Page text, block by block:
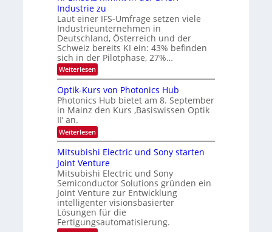
t
a
r
k
e
s
W
a
c
h
s
t
u
m
m
e
r
s
t
e
n
H
a
l
b
j
.
W
E
-
H
e
r
a
e
u
s
-
S
m
i
a
r
Industrie zu
Laut einer IFS-Umfrage setzen viele
Industrieunternehmen in
Deutschland, Österreich und der
Schweiz bereits KI ein: 43% befinden
sich in der Pilotphase, 27%…
Weiterlesen:
K
-
E
i
s
a
z
n
i
m
m
t
i
n
d
Optik-Kurs von Photonics Hub
Photonics Hub bietet am 8. September
in Mainz den Kurs ‚Basiswissen Optik
II‘ an.
Weiterlesen:
O
p
t
i
k
-
K
u
r
s
v
Mitsubishi Electric und Sony starten
Joint Venture
Mitsubishi Electric und Sony
Semiconductor Solutions gründen ein
Joint Venture zur Entwicklung
intelligenter visionsbasierter
Lösungen für die
Fertigungsautomatisierung.